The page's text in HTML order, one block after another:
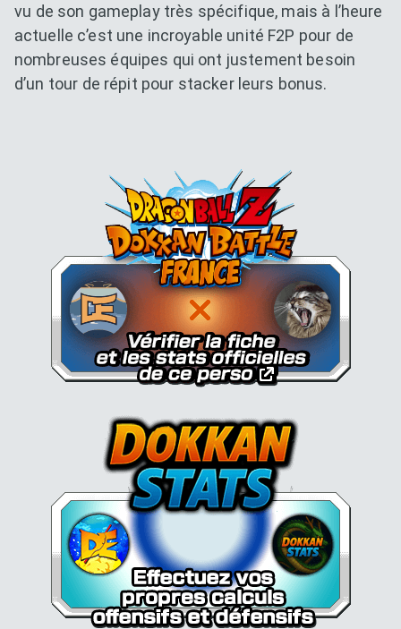
vu de son gameplay très spécifique, mais à l’heure
actuelle c’est une incroyable unité F2P pour de
nombreuses équipes qui ont justement besoin
d’un tour de répit pour stacker leurs bonus.
Dokkan Essentials x Dragon